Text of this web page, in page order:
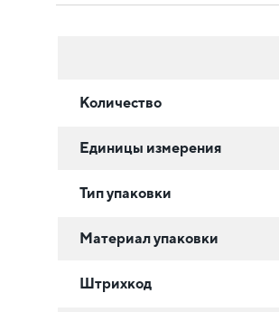
Количество
Единицы измерения
Тип упаковки
Материал упаковки
Штрихкод